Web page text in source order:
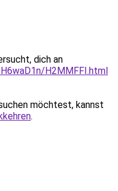
dich an
H2MMFFI.html
möchtest, kannst
.